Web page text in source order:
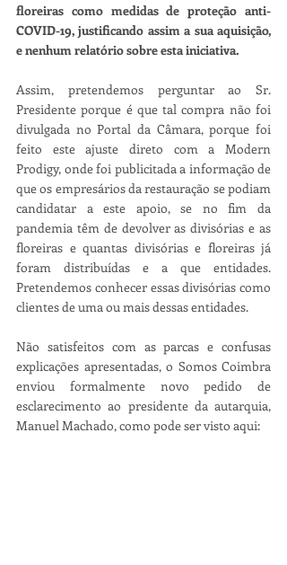
floreiras como medidas de proteção anti-
COVID-19, justificando assim a sua aquisição,
e nenhum relatório sobre esta iniciativa.
Assim, pretendemos perguntar ao Sr.
Presidente porque é que tal compra não foi
divulgada no Portal da Câmara, porque foi
feito este ajuste direto com a Modern
Prodigy, onde foi publicitada a informação de
que os empresários da restauração se podiam
candidatar a este apoio, se no fim da
pandemia têm de devolver as divisórias e as
floreiras e quantas divisórias e floreiras já
foram distribuídas e a que entidades.
Pretendemos conhecer essas divisórias como
clientes de uma ou mais dessas entidades.
Não satisfeitos com as parcas e confusas
explicações apresentadas, o Somos Coimbra
enviou formalmente novo pedido de
esclarecimento ao presidente da autarquia,
Manuel Machado, como pode ser visto aqui: